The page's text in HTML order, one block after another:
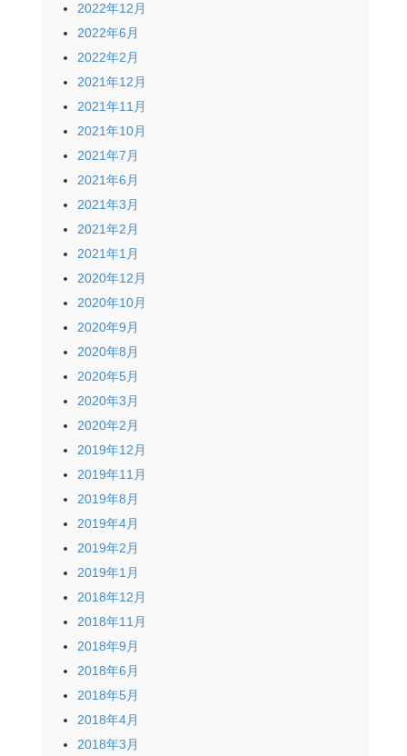
2022年12月
2022年6月
2022年2月
2021年12月
2021年11月
2021年10月
2021年7月
2021年6月
2021年3月
2021年2月
2021年1月
2020年12月
2020年10月
2020年9月
2020年8月
2020年5月
2020年3月
2020年2月
2019年12月
2019年11月
2019年8月
2019年4月
2019年2月
2019年1月
2018年12月
2018年11月
2018年9月
2018年6月
2018年5月
2018年4月
2018年3月